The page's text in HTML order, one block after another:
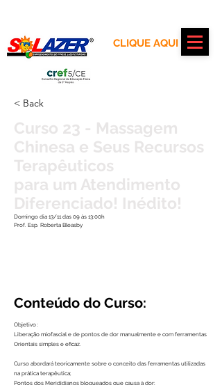
CLIQUE AQUI
< Back
Curso 23 - Massagem
Chinesa e Seus Recursos
Terapêuticos
para um Atendimento
Diferenciado! Inédito!
Domingo dia 13/11 das 09 às 13:00h
Prof. Esp. Roberta Bleasby
Conteúdo do Curso:
Objetivo :
Liberação miofascial e de pontos de dor manualmente e com ferramentas
Orientais simples e eficaz.
Curso abordará teoricamente sobre o conceito das ferramentas utilizadas
na prática terapêutica;
Pontos dos Merididianos bloqueados que causa à dor;